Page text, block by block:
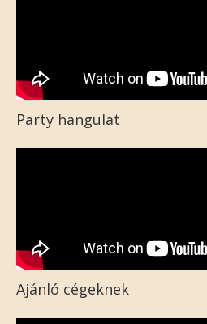
Party hangulat
Ajánló cégeknek